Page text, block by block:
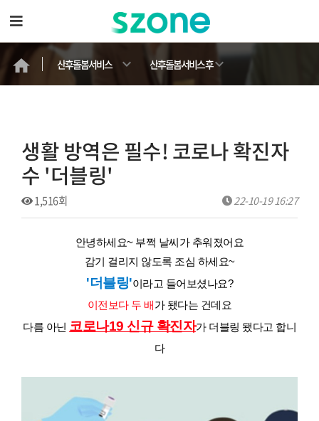
산후돌봄서비스 산후돌봄서비스 후
생활 방역은 필수! 코로나 확진자
수 '더블링'
1,516회 22-10-19 16:27
안녕하세요~ 부쩍 날씨가 추워졌어요
감기 걸리지 않도록 조심 하세요~
'더블링'이라고 들어보셨나요?
이전보다 두 배가 됐다는 건데요
다름 아닌 코로나19 신규 확진자가 더블링 됐다고 합니
다